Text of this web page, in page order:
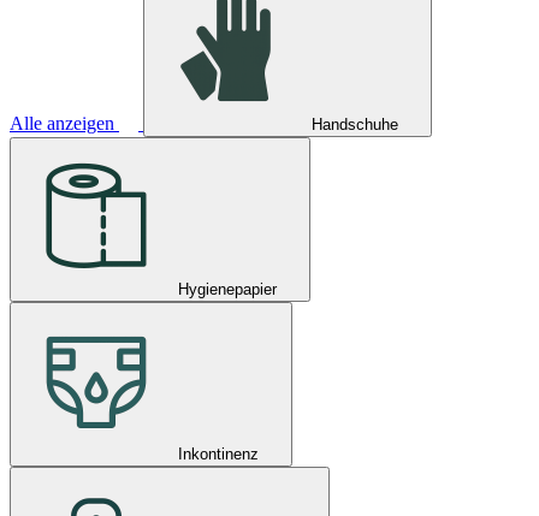
Alle anzeigen Handschuhe
Hygienepapier
Inkontinenz